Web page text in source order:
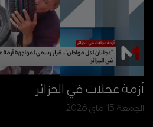
أزمة عجلات في الجزائر
الجمعة 15 ماي 2026